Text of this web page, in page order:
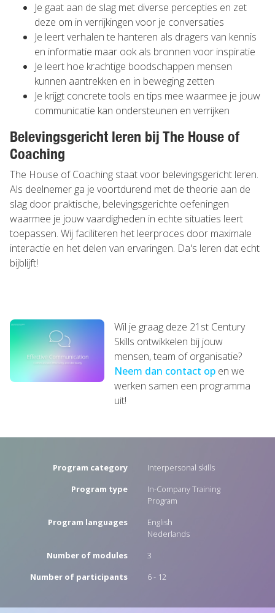
Je gaat aan de slag met diverse percepties en zet
deze om in verrijkingen voor je conversaties
Je leert verhalen te hanteren als dragers van kennis
en informatie maar ook als bronnen voor inspiratie
Je leert hoe krachtige boodschappen mensen
kunnen aantrekken en in beweging zetten
Je krijgt concrete tools en tips mee waarmee je jouw
communicatie kan ondersteunen en verrijken
Belevingsgericht leren bij The House of
Coaching
The House of Coaching staat voor belevingsgericht leren.
Als deelnemer ga je voortdurend met de theorie aan de
slag door praktische, belevingsgerichte oefeningen
waarmee je jouw vaardigheden in echte situaties leert
toepassen. Wij faciliteren het leerproces door maximale
interactie en het delen van ervaringen. Da's leren dat echt
bijblijft!
Wil je graag deze 21st Century
Skills ontwikkelen bij jouw
mensen, team of organisatie?
Neem dan contact open we
werken samen een programma
uit!
Program category
Interpersonal skills
Program type
In-Company Training
Program
Program languages
English
Nederlands
Number of modules
3
Number of participants
6 - 12